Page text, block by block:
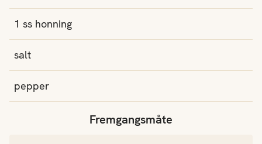
1 ss honning
salt
pepper
Fremgangsmåte